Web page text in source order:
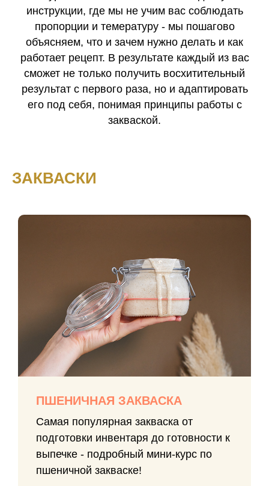
инструкции, где мы не учим вас соблюдать
пропорции и темературу - мы пошагово
объясняем, что и зачем нужно делать и как
работает рецепт. В результате каждый из вас
сможет не только получить восхитительный
результат с первого раза, но и адаптировать
его под себя, понимая принципы работы с
закваской.
ЗАКВАСКИ
ПШЕНИЧНАЯ ЗАКВАСКА
Самая популярная закваска от
подготовки инвентаря до готовности к
выпечке - подробный мини-курс по
пшеничной закваске!